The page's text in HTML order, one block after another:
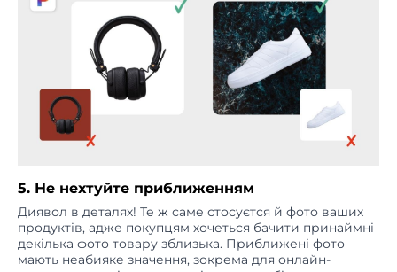
Диявол в деталях! Те ж саме стосуєтся й фото ваших
продуктів, адже покупцям хочеться бачити принаймні
декілька фото товару зблизька. Приближені фото
мають неабияке значення, зокрема для онлайн-
продажу товарів типу ювелірних виробів, прикрас,